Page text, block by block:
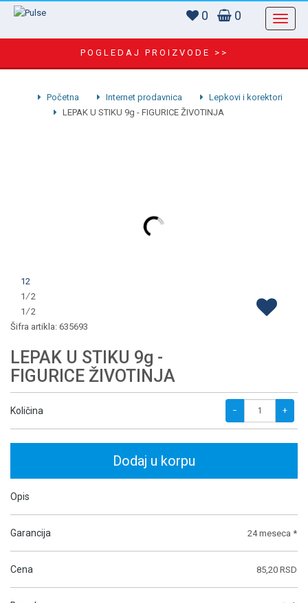
0 0
POGLEDAJ PROIZVODE >>
Početna Internet prodavnica
Lepkovi i korektori
LEPAK U STIKU 9g - FIGURICE ŽIVOTINJA
12
1 ∕ 2
1 ∕ 2
Šifra artikla: 635693
LEPAK U STIKU 9g -
FIGURICE ŽIVOTINJA
Količina − +
Dodaj u korpu
Opis
Garancija 24 meseca *
Cena 85,20 RSD